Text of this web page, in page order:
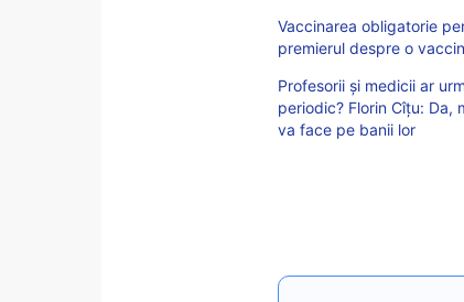
Vaccinarea obligatorie
premierul despre o
Profesorii și medicii ar
periodic? Florin Cîțu: Da,
va face pe banii lor